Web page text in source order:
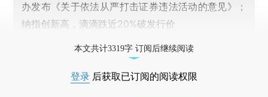
办发布《关于依法从严打击证券违法活动的意见》；
纳指创新高，滴滴跌近20%破发行价
本文共计3319字 订阅后继续阅读
登录 后获取已订阅的阅读权限